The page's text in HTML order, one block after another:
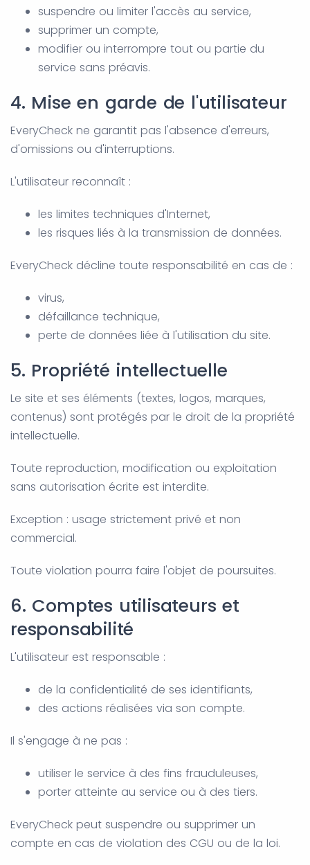
suspendre ou limiter l'accès au service,
supprimer un compte,
modifier ou interrompre tout ou partie du
service sans préavis.
4. Mise en garde de l'utilisateur
EveryCheck ne garantit pas l'absence d'erreurs,
d'omissions ou d'interruptions.
L'utilisateur reconnaît :
les limites techniques d'Internet,
les risques liés à la transmission de données.
EveryCheck décline toute responsabilité en cas de :
virus,
défaillance technique,
perte de données liée à l'utilisation du site.
5. Propriété intellectuelle
Le site et ses éléments (textes, logos, marques,
contenus) sont protégés par le droit de la propriété
intellectuelle.
Toute reproduction, modification ou exploitation
sans autorisation écrite est interdite.
Exception : usage strictement privé et non
commercial.
Toute violation pourra faire l'objet de poursuites.
6. Comptes utilisateurs et
responsabilité
L'utilisateur est responsable :
de la confidentialité de ses identifiants,
des actions réalisées via son compte.
Il s'engage à ne pas :
utiliser le service à des fins frauduleuses,
porter atteinte au service ou à des tiers.
EveryCheck peut suspendre ou supprimer un
compte en cas de violation des CGU ou de la loi.